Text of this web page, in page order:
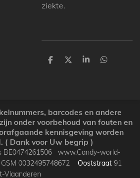
ziekte.
P
e
P
e
P
e
P
e
barcodes en andere
onder voorbehoud van fouten en
kennisgeving worden
( Dank voor Uw begrip )
BE0474261506 www.Candy-world-
0032495748672 Ooststraat 91
Vlaanderen